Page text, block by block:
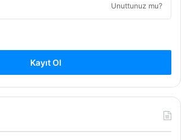
Unuttunuz mu?
Kayıt Ol